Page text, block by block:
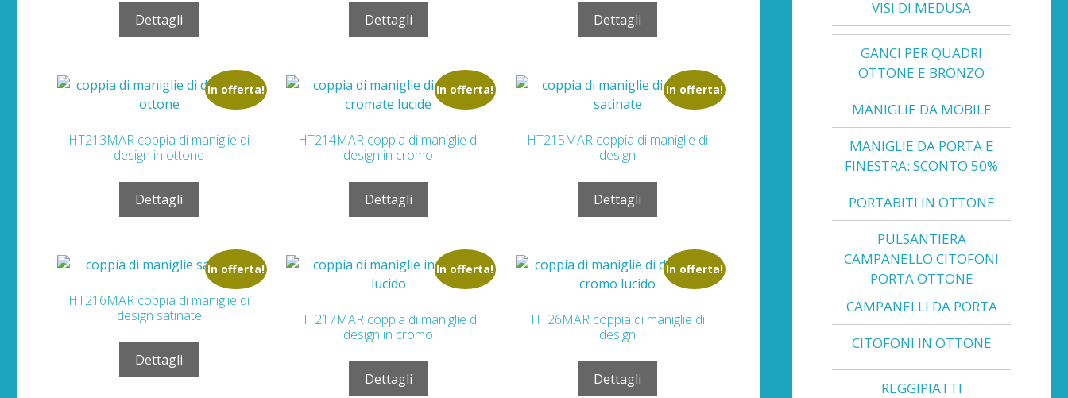
Dettagli Dettagli Dettagli
In offerta!
HT213MAR coppia di maniglie di
design in ottone
Dettagli
In offerta!
HT214MAR coppia di maniglie di
design in cromo
Dettagli
In offerta!
HT215MAR coppia di maniglie di
design
Dettagli
In offerta!
HT216MAR coppia di maniglie di
design satinate
Dettagli
In offerta!
HT217MAR coppia di maniglie di
design in cromo
Dettagli
In offerta!
HT26MAR coppia di maniglie di
design
Dettagli
VISI DI MEDUSA
GANCI PER QUADRI
OTTONE E BRONZO
MANIGLIE DA MOBILE
MANIGLIE DA PORTA E
FINESTRA: SCONTO 50%
PORTABITI IN OTTONE
PULSANTIERA
CAMPANELLO CITOFONI
PORTA OTTONE
CAMPANELLI DA PORTA
CITOFONI IN OTTONE
REGGIPIATTI